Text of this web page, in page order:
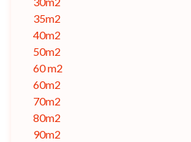
35m2
40m2
50m2
60 m2
60m2
70m2
80m2
90m2